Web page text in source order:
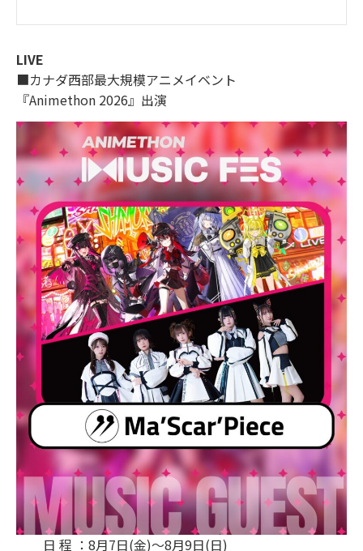
LIVE
■カナダ西部最大規模アニメイベント
『Animethon 2026』出演
日 程 ：8月7日(金)〜8月9日(日)